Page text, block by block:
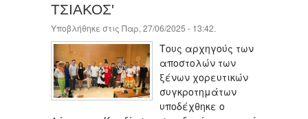
ΤΣΙΑΚΟΣ'
Υποβλήθηκε στις Παρ, 27/06/2025 - 13:42.
Τους αρχηγούς των
αποστολών των
ξένων χορευτικών
συγκροτημάτων
υποδέχθηκε ο